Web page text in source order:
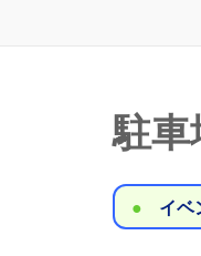
駐車
イベ